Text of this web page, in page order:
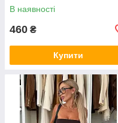
В наявності
460 ₴
Купити